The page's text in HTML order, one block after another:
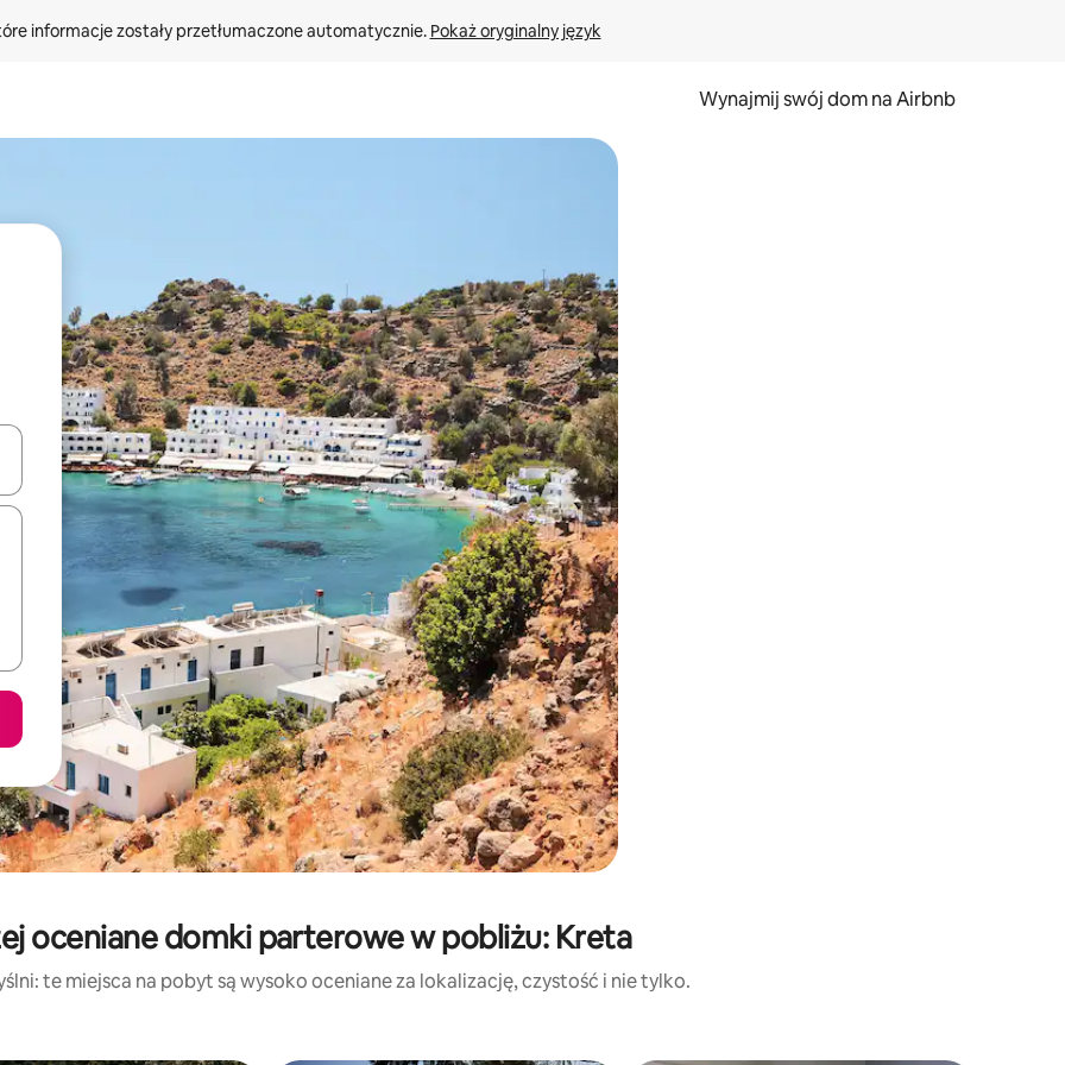
informacje zostały przetłumaczone automatycznie. Pokaż oryginalny język
Wynajmij swój dom na Airbnb
nich za pomocą klawiszy strzałek w górę i w dół lub przeglądać je za pomocą gestów dotykowych lub przesuwania.
oceniane domki parterowe w pobliżu: Kreta
te miejsca na pobyt są wysoko oceniane za lokalizację, czystość i nie tylko.